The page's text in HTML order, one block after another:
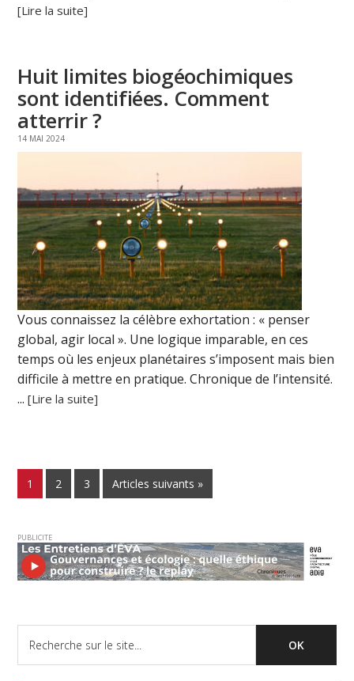
[Lire la suite]
Huit limites biogéochimiques
sont identifiées. Comment
atterrir ?
14 MAI 2024
Vous connaissez la célèbre exhortation : « penser
global, agir local ». Une logique imparable, en ces
temps où les enjeux planétaires s’imposent mais bien
difficile à mettre en pratique. Chronique de l’intensité.
...[Lire la suite]
1 2 3 Articles suivants »
PUBLICITE